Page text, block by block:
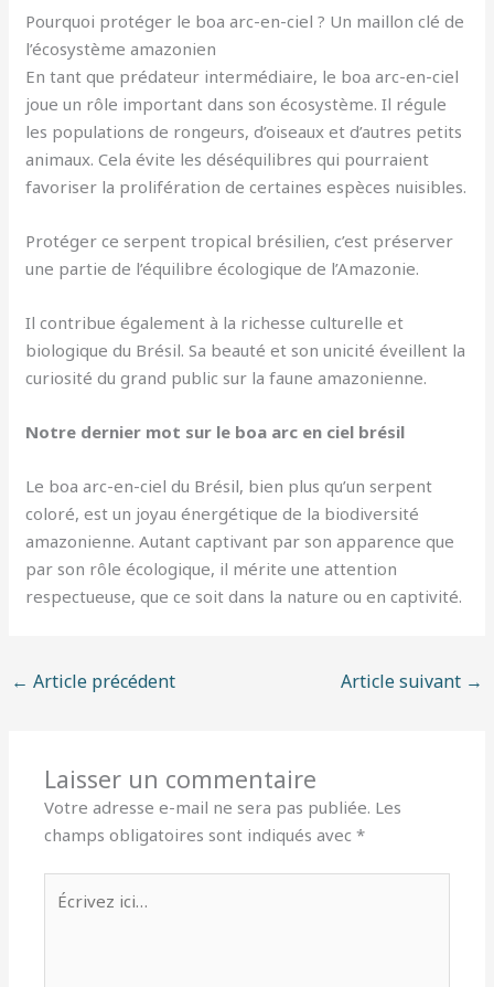
Pourquoi protéger le boa arc-en-ciel ? Un maillon clé de
l’écosystème amazonien
En tant que prédateur intermédiaire, le boa arc-en-ciel
joue un rôle important dans son écosystème. Il régule
les populations de rongeurs, d’oiseaux et d’autres petits
animaux. Cela évite les déséquilibres qui pourraient
favoriser la prolifération de certaines espèces nuisibles.
Protéger ce serpent tropical brésilien, c’est préserver
une partie de l’équilibre écologique de l’Amazonie.
Il contribue également à la richesse culturelle et
biologique du Brésil. Sa beauté et son unicité éveillent la
curiosité du grand public sur la faune amazonienne.
Notre dernier mot sur le boa arc en ciel brésil
Le boa arc-en-ciel du Brésil, bien plus qu’un serpent
coloré, est un joyau énergétique de la biodiversité
amazonienne. Autant captivant par son apparence que
par son rôle écologique, il mérite une attention
respectueuse, que ce soit dans la nature ou en captivité.
← Article précédent Article suivant →
Laisser un commentaire
Votre adresse e-mail ne sera pas publiée. Les
champs obligatoires sont indiqués avec*
ici…